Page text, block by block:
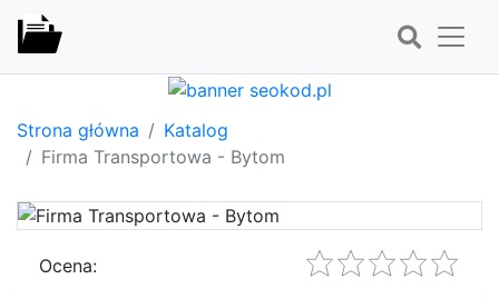
Strona główna
Katalog
Firma Transportowa - Bytom
Ocena: